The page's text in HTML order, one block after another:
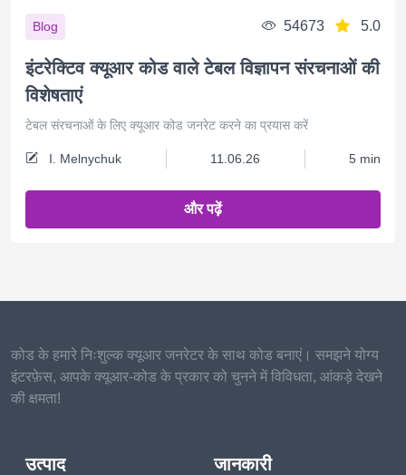
Blog 54673 5.0
इंटरेक्टिव क्यूआर कोड वाले टेबल विज्ञापन संरचनाओं की
विशेषताएं
टेबल संरचनाओं के लिए क्यूआर कोड जनरेट करने का प्रयास करें
I. Melnychuk 11.06.26 5 min
और पढ़ें
कोड के हमारे निःशुल्क क्यूआर जनरेटर के साथ कोड बनाएं। समझने योग्य
इंटरफ़ेस, आपके क्यूआर-कोड के प्रकार को चुनने में विविधता, आंकड़े देखने
की क्षमता!
उत्पाद जानकारी